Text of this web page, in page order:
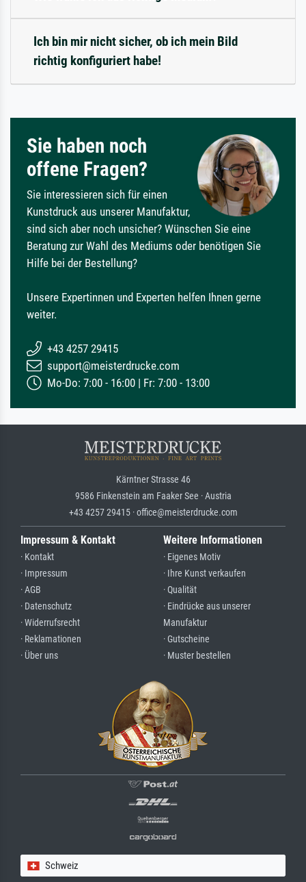
Ich bin mir nicht sicher, ob ich mein Bild
richtig konfiguriert habe!
Sie haben noch
offene Fragen?
Sie interessieren sich für einen
Kunstdruck aus unserer Manufaktur,
sind sich aber noch unsicher? Wünschen Sie eine
Beratung zur Wahl des Mediums oder benötigen Sie
Hilfe bei der Bestellung?
Unsere Expertinnen und Experten helfen Ihnen gerne
weiter.
+43 4257 29415
support@meisterdrucke.com
Mo-Do: 7:00 - 16:00 | Fr: 7:00 - 13:00
Kärntner Strasse 46
9586 Finkenstein am Faaker See · Austria
+43 4257 29415 · office@meisterdrucke.com
Impressum & Kontakt
· Kontakt
· Impressum
· AGB
· Datenschutz
· Widerrufsrecht
· Reklamationen
· Über uns
Weitere Informationen
· Eigenes Motiv
· Ihre Kunst verkaufen
· Qualität
· Eindrücke aus unserer
Manufaktur
· Gutscheine
· Muster bestellen
Schweiz